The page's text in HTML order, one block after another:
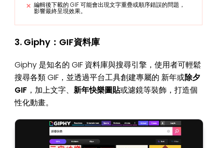
編輯後下載的 GIF 可能會出現文字重疊或順序錯誤的問題，
影響最終呈現效果。
3. Giphy：GIF資料庫
Giphy 是知名的 GIF 資料庫與搜尋引擎，使用者可輕鬆
搜尋各類 GIF，並透過平台工具創建專屬的 新年或除夕
GIF ，加上文字、 新年快樂圖貼或濾鏡等裝飾，打造個
性化動畫。